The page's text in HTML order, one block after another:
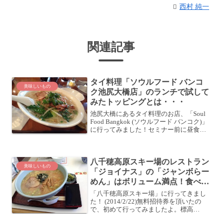
西村 純一
関連記事
美味しいもの
タイ料理「ソウルフード バンコ
ク池尻大橋店」のランチで試して
みたトッピングとは・・・
池尻大橋にあるタイ料理のお店、「Soul
Food Bangkok (ソウルフード バンコク)」
に行ってみました！セミナー前に昼食に
美味しいもの
八千穂高原スキー場のレストラン
「ジョイナス」の「ジャンボらー
めん」はボリューム満点！食べ過
ぎた
「八千穂高原スキー場」に行ってきまし
た！ (2014/2/22)無料招待券を頂いたの
で、初めて行ってみましたよ。標高